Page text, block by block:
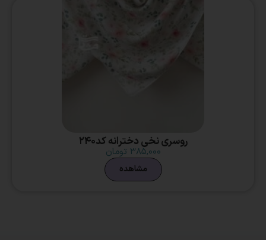
روسری نخی دخترانه کد240
۳۸۵,۰۰۰ تومان
مشاهده